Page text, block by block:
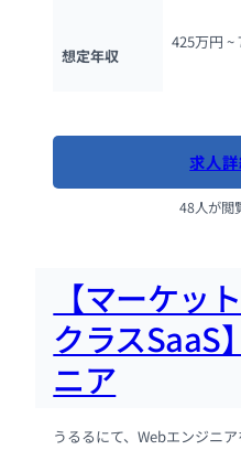
想定年収
425万円 ~
求人
48人が閲
【マーケッ
クラスSaaS
ニア
うるるにて、Webエンジニ